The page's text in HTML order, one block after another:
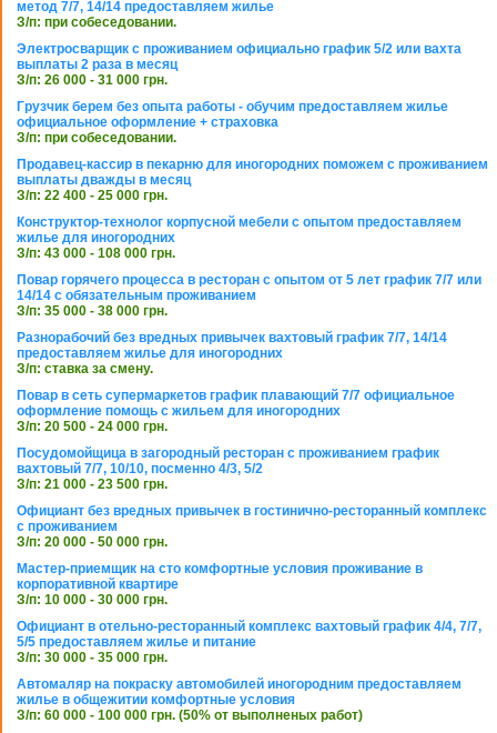
метод 7/7, 14/14 предоставляем жилье
З/п: при собеседовании.
Электросварщик с проживанием официально график 5/2 или вахта
выплаты 2 раза в месяц
З/п: 26 000 - 31 000 грн.
Грузчик берем без опыта работы - обучим предоставляем жилье
официальное оформление + страховка
З/п: при собеседовании.
Продавец-кассир в пекарню для иногородних поможем с проживанием
выплаты дважды в месяц
З/п: 22 400 - 25 000 грн.
Конструктор-технолог корпусной мебели с опытом предоставляем
жилье для иногородних
З/п: 43 000 - 108 000 грн.
Повар горячего процесса в ресторан с опытом от 5 лет график 7/7 или
14/14 с обязательным проживанием
З/п: 35 000 - 38 000 грн.
Разнорабочий без вредных привычек вахтовый график 7/7, 14/14
предоставляем жилье для иногородних
З/п: ставка за смену.
Повар в сеть супермаркетов график плавающий 7/7 официальное
оформление помощь с жильем для иногородних
З/п: 20 500 - 24 000 грн.
Посудомойщица в загородный ресторан с проживанием график
вахтовый 7/7, 10/10, посменно 4/3, 5/2
З/п: 21 000 - 23 500 грн.
Официант без вредных привычек в гостинично-ресторанный комплекс
с проживанием
З/п: 20 000 - 50 000 грн.
Мастер-приемщик на сто комфортные условия проживание в
корпоративной квартире
З/п: 10 000 - 30 000 грн.
Официант в отельно-ресторанный комплекс вахтовый график 4/4, 7/7,
5/5 предоставляем жилье и питание
З/п: 30 000 - 35 000 грн.
Автомаляр на покраску автомобилей иногородним предоставляем
жилье в общежитии комфортные условия
З/п: 60 000 - 100 000 грн. (50% от выполненых работ)